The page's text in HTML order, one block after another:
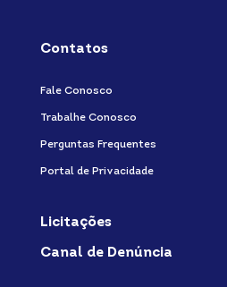
Contatos
Fale Conosco
Trabalhe Conosco
Perguntas Frequentes
Portal de Privacidade
Licitações
Canal de Denúncia